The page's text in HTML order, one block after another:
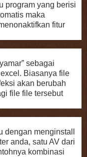
program yang berisi
maka
fitur
sebagai
Biasanya file
akan berubah
file file tersebut
dengan menginstall
anda, satu AV dari
kombinasi